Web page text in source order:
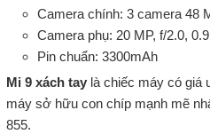
Camera chính: 3 camera 48
Camera phụ: 20 MP, f/2.0,
Pin chuẩn: 3300mAh
Mi 9 xách taylà chiếc máy có giá
máy sở hữu con chíp mạnh mẽ
855.